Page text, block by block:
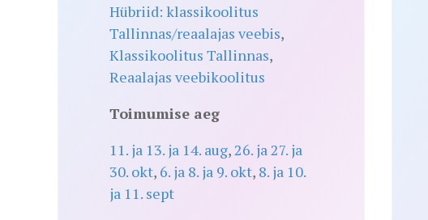
Hübriid: klassikoolitus
Tallinnas/reaalajas veebis,
Klassikoolitus Tallinnas,
Reaalajas veebikoolitus
Toimumise aeg
11. ja 13. ja 14. aug,26. ja 27. ja
30. okt, 6. ja 8. ja 9. okt, 8. ja 10.
ja 11. sept